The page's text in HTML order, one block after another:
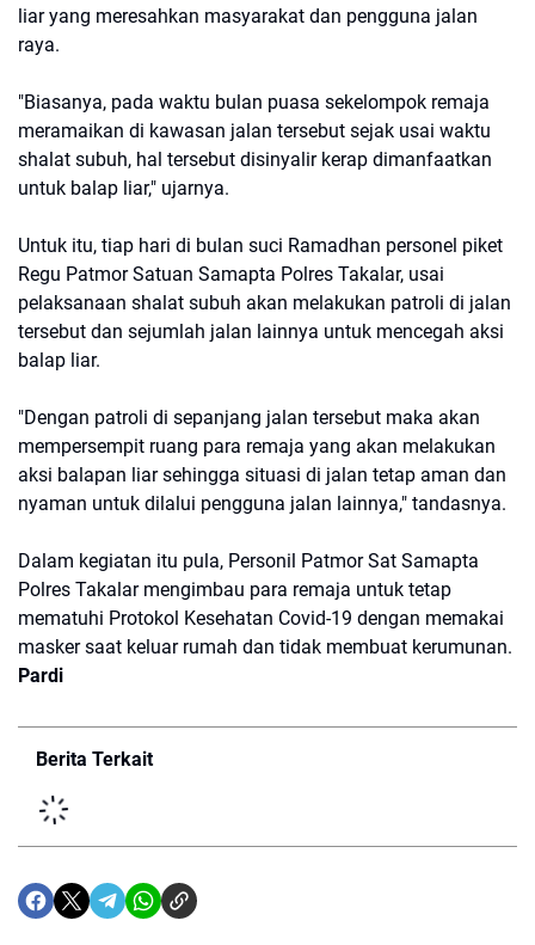
liar yang meresahkan masyarakat dan pengguna jalan
raya.
"Biasanya, pada waktu bulan puasa sekelompok remaja
meramaikan di kawasan jalan tersebut sejak usai waktu
shalat subuh, hal tersebut disinyalir kerap dimanfaatkan
untuk balap liar," ujarnya.
Untuk itu, tiap hari di bulan suci Ramadhan personel piket
Regu Patmor Satuan Samapta Polres Takalar, usai
pelaksanaan shalat subuh akan melakukan patroli di jalan
tersebut dan sejumlah jalan lainnya untuk mencegah aksi
balap liar.
"Dengan patroli di sepanjang jalan tersebut maka akan
mempersempit ruang para remaja yang akan melakukan
aksi balapan liar sehingga situasi di jalan tetap aman dan
nyaman untuk dilalui pengguna jalan lainnya," tandasnya.
Dalam kegiatan itu pula, Personil Patmor Sat Samapta
Polres Takalar mengimbau para remaja untuk tetap
mematuhi Protokol Kesehatan Covid-19 dengan memakai
masker saat keluar rumah dan tidak membuat kerumunan.
Pardi
Berita Terkait